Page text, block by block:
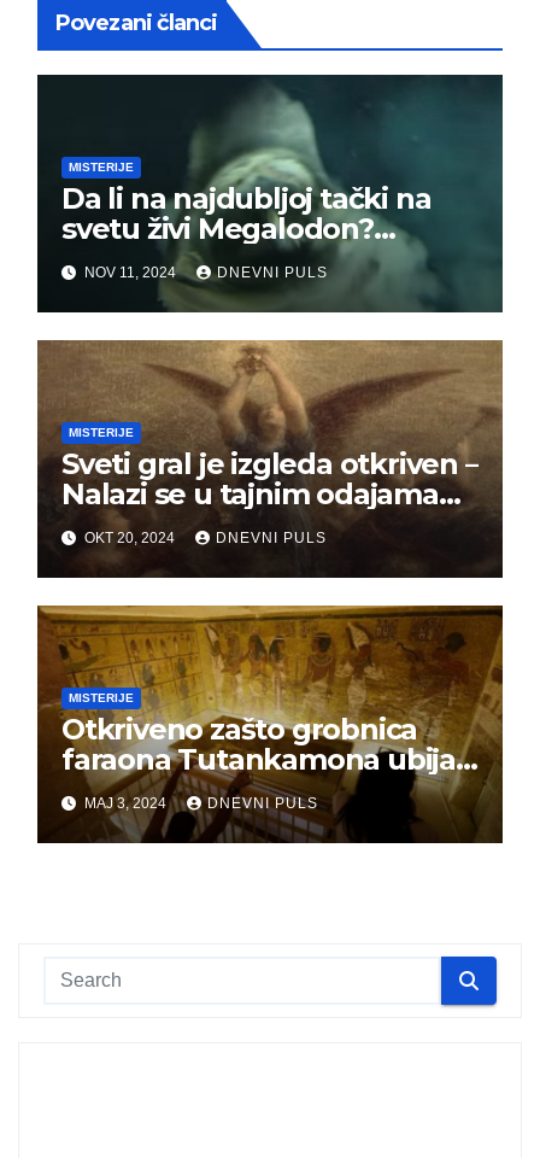
Povezani članci
MISTERIJE
Da li na najdubljoj tački na
svetu živi Megalodon?
Svakakva čudovišta su
viđena, a neka su
zaprepastila i naučnike
NOV 11, 2024 DNEVNI PULS
MISTERIJE
Sveti gral je izgleda otkriven –
Nalazi se u tajnim odajama
Templara!?
OKT 20, 2024 DNEVNI PULS
MISTERIJE
Otkriveno zašto grobnica
faraona Tutankamona ubija
ljude
MAJ 3, 2024 DNEVNI PULS